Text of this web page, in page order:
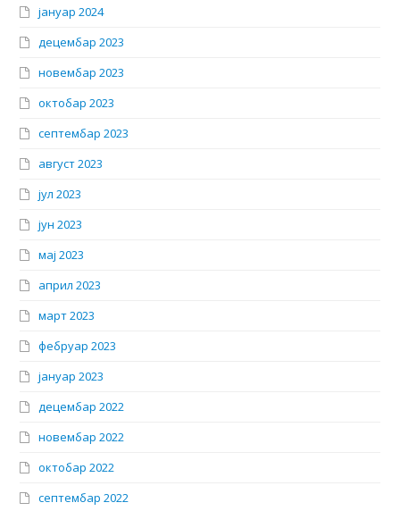
јануар 2024
децембар 2023
новембар 2023
октобар 2023
септембар 2023
август 2023
јул 2023
јун 2023
мај 2023
април 2023
март 2023
фебруар 2023
јануар 2023
децембар 2022
новембар 2022
октобар 2022
септембар 2022